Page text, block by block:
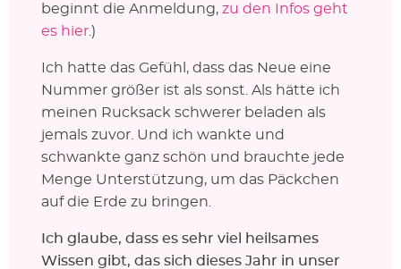
beginnt die Anmeldung, zu den Infos geht
es hier.)
Ich hatte das Gefühl, dass das Neue eine
Nummer größer ist als sonst. Als hätte ich
meinen Rucksack schwerer beladen als
jemals zuvor. Und ich wankte und
schwankte ganz schön und brauchte jede
Menge Unterstützung, um das Päckchen
auf die Erde zu bringen.
Ich glaube, dass es sehr viel heilsames
Wissen gibt, das sich dieses Jahr in unser